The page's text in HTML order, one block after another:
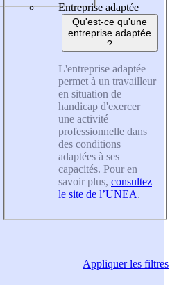
Entreprise adaptée
Qu'est-ce qu'une
entreprise adaptée
?
L'entreprise adaptée
permet à un travailleur
en situation de
handicap d'exercer
une activité
professionnelle dans
des conditions
adaptées à ses
capacités. Pour en
savoir plus, consultez
le site de l’UNEA.
Appliquerles filtres